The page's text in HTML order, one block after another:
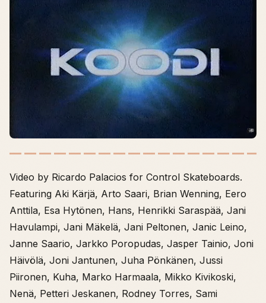
Video by Ricardo Palacios for Control Skateboards.
Featuring Aki Kärjä, Arto Saari, Brian Wenning, Eero
Anttila, Esa Hytönen, Hans, Henrikki Saraspää, Jani
Havulampi, Jani Mäkelä, Jani Peltonen, Janic Leino,
Janne Saario, Jarkko Poropudas, Jasper Tainio, Joni
Häivölä, Joni Jantunen, Juha Pönkänen, Jussi
Piironen, Kuha, Marko Harmaala, Mikko Kivikoski,
Nenä, Petteri Jeskanen, Rodney Torres, Sami